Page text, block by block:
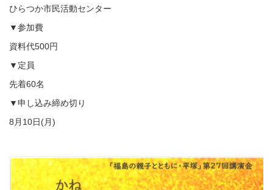
ひらつか市民活動センター
▼参加費
資料代500円
▼定員
先着60名
▼申し込み締め切り
8月10日(月)